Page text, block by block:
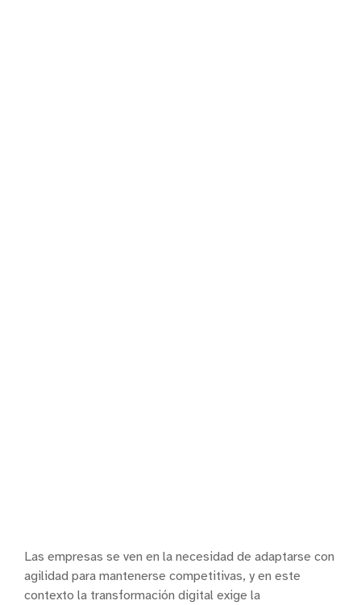
Las empresas se ven en la necesidad de adaptarse con
agilidad para mantenerse competitivas, y en este
contexto la transformación digital exige la